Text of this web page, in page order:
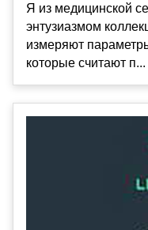
Я из медицинской
энтузиазмом
измеряют
которые считают п...